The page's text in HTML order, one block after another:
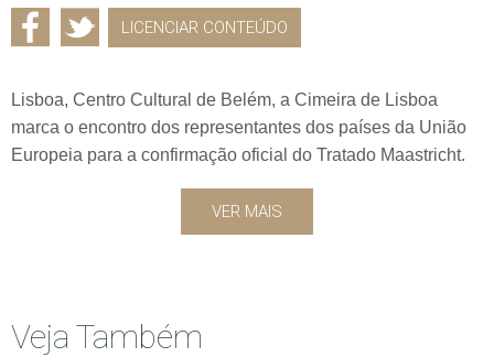
LICENCIAR CONTEÚDO
Lisboa, Centro Cultural de Belém, a Cimeira de Lisboa
marca o encontro dos representantes dos países da União
Europeia para a confirmação oficial do Tratado Maastricht.
VER MAIS
Veja Também